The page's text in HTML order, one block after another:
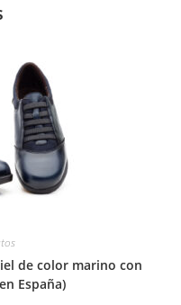
de color marino con
España)